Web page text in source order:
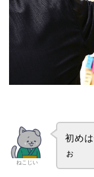
ねこじい
初め
ぉ